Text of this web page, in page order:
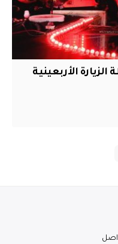
الأربعينية